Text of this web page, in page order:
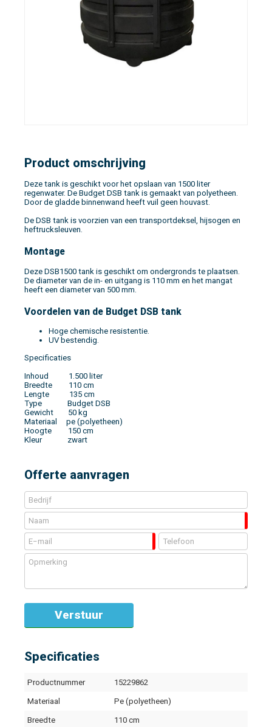
Product omschrijving
Deze tank is geschikt voor het opslaan van 1500 liter
regenwater. De Budget DSB tank is gemaakt van polyetheen.
Door de gladde binnenwand heeft vuil geen houvast.
De DSB tank is voorzien van een transportdeksel, hijsogen en
heftrucksleuven.
Montage
Deze DSB1500 tank is geschikt om ondergronds te plaatsen.
De diameter van de in- en uitgang is 110 mm en het mangat
heeft een diameter van 500 mm.
Voordelen van de Budget DSB tank
Hoge chemische resistentie.
UV bestendig.
Specificaties
Inhoud 1.500 liter
Breedte 110 cm
Lengte 135 cm
Type Budget DSB
Gewicht 50 kg
Materiaal pe (polyetheen)
Hoogte 150 cm
Kleur zwart
Offerte aanvragen
Specificaties
Productnummer 15229862
Materiaal Pe (polyetheen)
Breedte 110 cm